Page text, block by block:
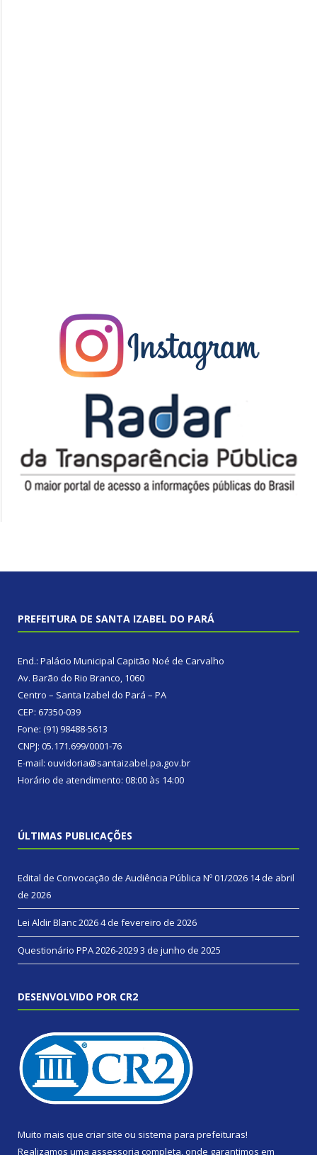
PREFEITURA DE SANTA IZABEL DO PARÁ
End.: Palácio Municipal Capitão Noé de Carvalho
Av. Barão do Rio Branco, 1060
Centro – Santa Izabel do Pará – PA
CEP: 67350-039
Fone: (91) 98488-5613
CNPJ: 05.171.699/0001-76
E-mail: ouvidoria@santaizabel.pa.gov.br
Horário de atendimento: 08:00 às 14:00
ÚLTIMAS PUBLICAÇÕES
Edital de Convocação de Audiência Pública Nº 01/2026 14 de abril
de 2026
Lei Aldir Blanc 20264 de fevereiro de 2026
Questionário PPA 2026-20293 de junho de 2025
DESENVOLVIDO POR CR2
Muito mais que criar site ou sistema para prefeituras!
Realizamos uma assessoria completa, onde garantimos em